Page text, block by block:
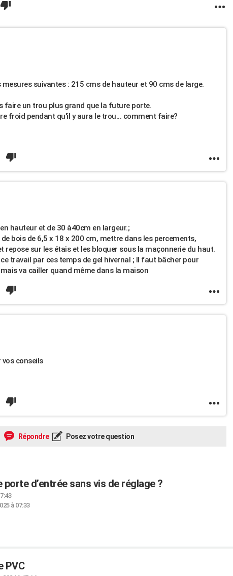
suivantes : 215 cms de hauteur et 90 cms de large.
faire un trou plus grand que la future porte.
froid pendant qu'il y aura le trou... comment faire?
hauteur et de 30 à40cm en largeur.;
bois de 6,5 x 18 x 200 cm, mettre dans les percements,
repose sur les étais et les bloquer sous la maçonnerie du haut.
travail par ces temps de gel hivernal ; Il faut bâcher pour
va cailler quand même dans la maison
conseils
Répondre Posez votre question
d’entrée sans vis de réglage ?
à 07:33
PVC